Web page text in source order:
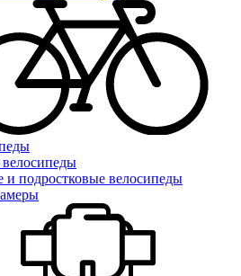
и подростковые велосипеды